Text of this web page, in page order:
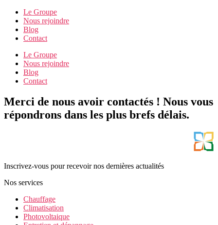
Le Groupe
Nous rejoindre
Blog
Contact
Le Groupe
Nous rejoindre
Blog
Contact
Merci de nous avoir contactés ! Nous vous
répondrons dans les plus brefs délais.
Inscrivez-vous pour recevoir nos dernières actualités
Nos services
Chauffage
Climatisation
Photovoltaique